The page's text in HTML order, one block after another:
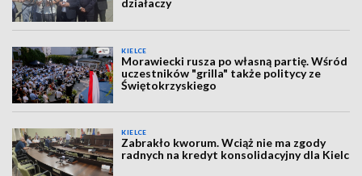
działaczy
KIELCE
Morawiecki rusza po własną partię. Wśród
uczestników "grilla" także politycy ze
Świętokrzyskiego
KIELCE
Zabrakło kworum. Wciąż nie ma zgody
radnych na kredyt konsolidacyjny dla Kielc